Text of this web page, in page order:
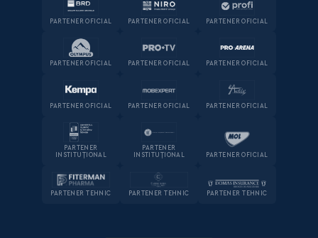
PARTENER OFICIAL PARTENER OFICIAL PARTENER OFICIAL
PARTENER OFICIAL PARTENER OFICIAL PARTENER OFICIAL
PARTENER OFICIAL PARTENER OFICIAL PARTENER OFICIAL
PARTENER
INSTITUȚIONAL
PARTENER
INSTITUȚIONAL
PARTENER OFICIAL
PARTENER TEHNIC PARTENER TEHNIC PARTENER TEHNIC